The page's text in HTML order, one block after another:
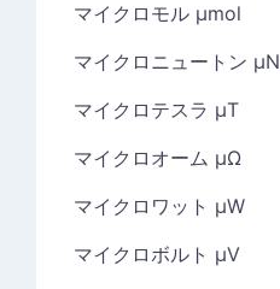
マイクロモル µmol
マイクロニュートン µN
マイクロテスラ µT
マイクロオーム µΩ
マイクロワット µW
マイクロボルト µV